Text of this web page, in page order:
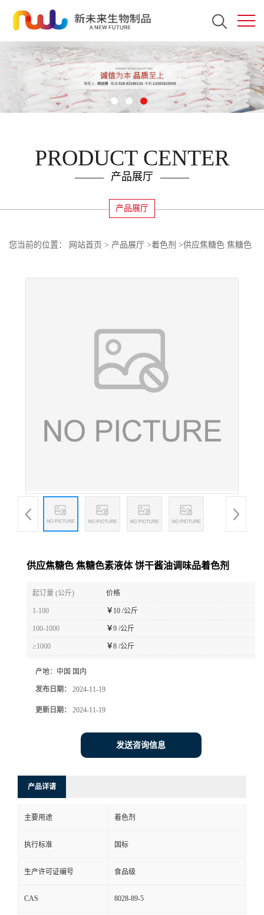
PRODUCT CENTER
产品展厅
产品展厅
您当前的位置： 网站首页 > 产品展厅 >着色剂 >供应焦糖色 焦糖色
供应焦糖色 焦糖色素液体 饼干酱油调味品着色剂
起订量 (公斤) 价格
1-100 ￥ 10 /公斤
100-1000 ￥9 /公斤
≥1000 ￥8 /公斤
产地： 中国 国内
发布日期： 2024-11-19
更新日期： 2024-11-19
发送咨询信息
产品详请
主要用途 着色剂
执行标准 国标
生产许可证编号 食品级
CAS 8028-89-5